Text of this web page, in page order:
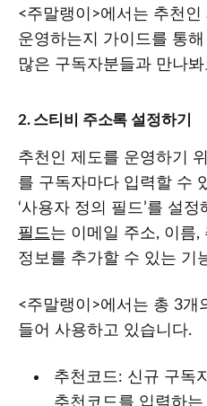
<주말랭이>에서는 추천
운영하는지 가이드를 통
많은 구독자분들과 만나
2. 스티비 주소록 설정하기
추천인 제도를 운영하기
를 구독자마다 입력할 수
‘사용자 정의 필드’를 설
필드는 이메일 주소, 이름
정보를 추가할 수 있는 기
<주말랭이>에서는 총 3개
들어 사용하고 있습니다.
추천코드: 신규 구독